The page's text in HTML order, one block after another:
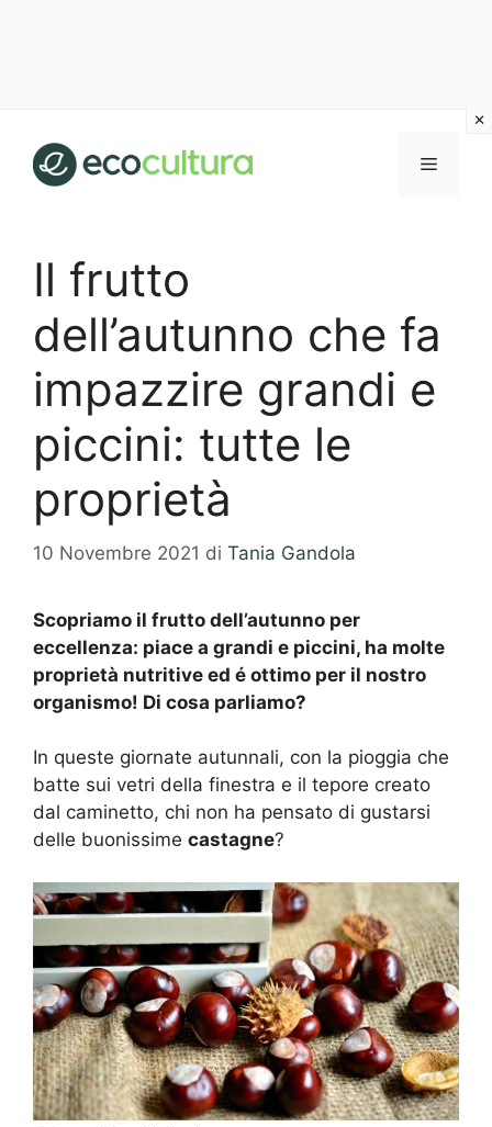
contenuto
MENU
Il frutto
dell’autunno che fa
impazzire grandi e
piccini: tutte le
proprietà
10 Novembre 2021 di Tania Gandola
Scopriamo il frutto dell’autunno per
eccellenza: piace a grandi e piccini, ha molte
proprietà nutritive ed é ottimo per il nostro
organismo! Di cosa parliamo?
In queste giornate autunnali, con la pioggia che
batte sui vetri della finestra e il tepore creato
dal caminetto, chi non ha pensato di gustarsi
delle buonissime castagne?